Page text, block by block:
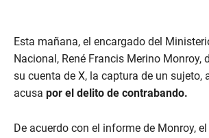
Esta mañana, el encargado del
Nacional, René Francis Merino Monroy,
su cuenta de X, la captura de un sujeto,
acusa por el delito de contrabando.
De acuerdo con el informe de Monroy,